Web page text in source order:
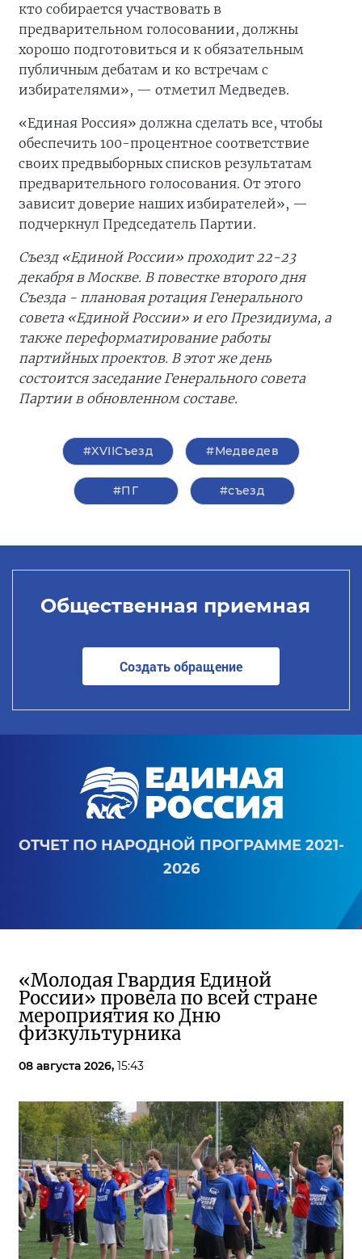
кто собирается участвовать в
предварительном голосовании, должны
хорошо подготовиться и к обязательным
публичным дебатам и ко встречам с
избирателями», — отметил Медведев.
«Единая Россия» должна сделать все, чтобы
обеспечить 100-процентное соответствие
своих предвыборных списков результатам
предварительного голосования. От этого
зависит доверие наших избирателей», —
подчеркнул Председатель Партии.
Съезд «Единой России» проходит 22-23
декабря в Москве. В повестке второго дня
Съезда - плановая ротация Генерального
совета «Единой России» и его Президиума, а
также переформатирование работы
партийных проектов. В этот же день
состоится заседание Генерального совета
Партии в обновленном составе.
#XVIIСъезд #Медведев
#ПГ #съезд
Общественная приемная
Создать обращение
ОТЧЕТ ПО НАРОДНОЙ ПРОГРАММЕ 2021-
2026
«Молодая Гвардия Единой
России» провела по всей стране
мероприятия ко Дню
физкультурника
08 августа 2026, 15:43